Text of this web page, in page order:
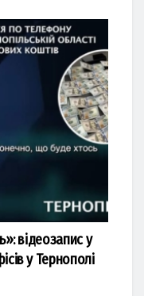
відеозапис у
у Тернополі